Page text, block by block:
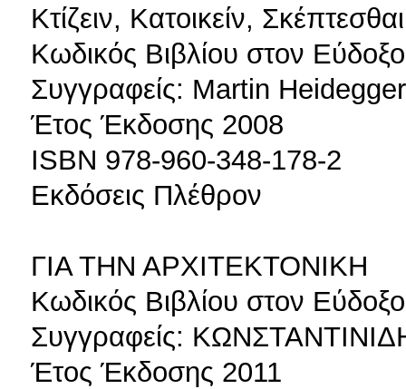
Κτίζειν, Κατοικείν, Σκέπτεσθαι
Κωδικός Βιβλίου στον
Συγγραφείς: Martin Heidegger
Έτος Έκδοσης 2008
ISBN 978-960-348-178-2
Εκδόσεις Πλέθρον
ΓΙΑ ΤΗΝ ΑΡΧΙΤΕΚΤΟΝΙΚΗ
Κωδικός Βιβλίου στον
Συγγραφείς:
Έτος Έκδοσης 2011